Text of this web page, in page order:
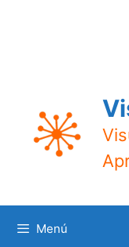
Menú